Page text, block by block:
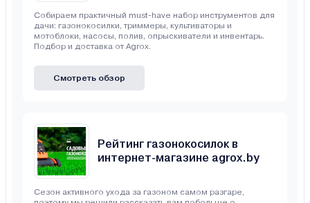
Собираем практичный must-have набор инструментов для
дачи: газонокосилки, триммеры, культиваторы и
мотоблоки, насосы, полив, опрыскиватели и инвентарь.
Подбор и доставка от Agrox.
Смотреть обзор
Рейтинг газонокосилок в
интернет-магазине agrox.by
Сезон активного ухода за газоном самом разгаре,